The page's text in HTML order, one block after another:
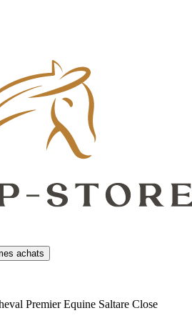
achats
Premier Equine Saltare Close